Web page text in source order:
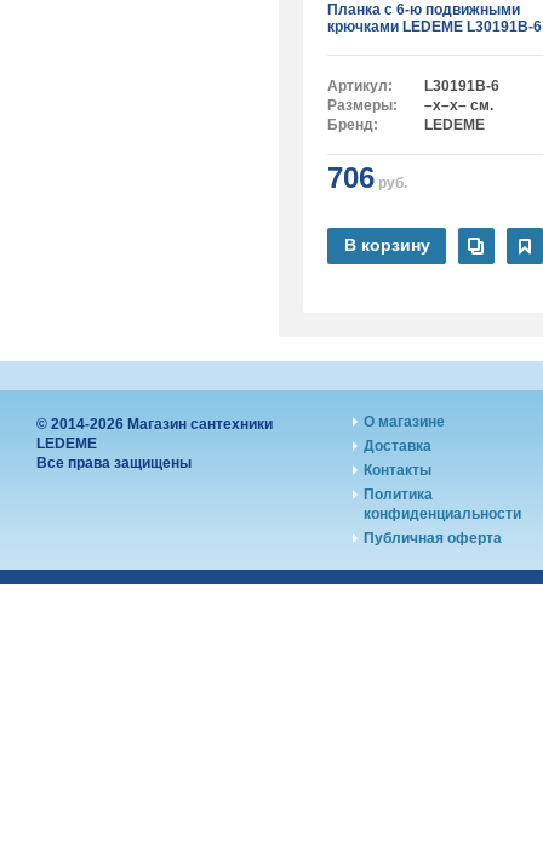
Планка с 6-ю подвижными
крючками LEDEME L30191B-6
Артикул:
L30191B-6
Размеры:
–x–x– см.
Бренд:
LEDEME
706 руб.
В корзину
© 2014-2026 Магазин сантехники
LEDEME
Все права защищены
О магазине
Доставка
Контакты
Политика
конфиденциальности
Публичная оферта